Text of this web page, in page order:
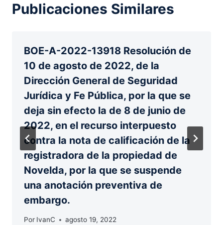
Publicaciones Similares
BOE-A-2022-13918 Resolución de
10 de agosto de 2022, de la
Dirección General de Seguridad
Jurídica y Fe Pública, por la que se
deja sin efecto la de 8 de junio de
2022, en el recurso interpuesto
contra la nota de calificación de la
registradora de la propiedad de
Novelda, por la que se suspende
una anotación preventiva de
embargo.
Por IvanC agosto 19, 2022